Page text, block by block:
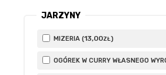
JARZYNY
MIZERIA (13,00ZŁ)
OGÓREK W CURRY WŁASNEGO